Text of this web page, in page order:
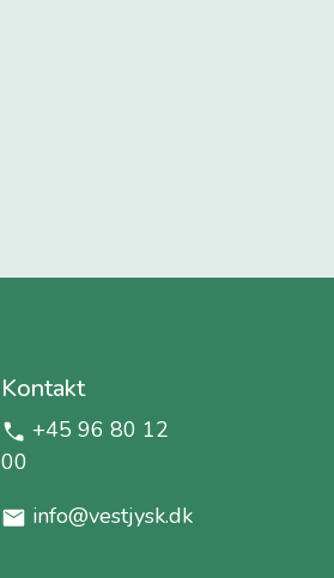
Kontakt
+45 96 80 12
00
info@vestjysk.dk